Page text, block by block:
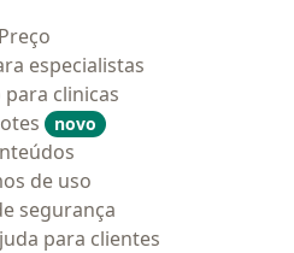
Preço
especialistas
para clinicas
novo
de uso
segurança
para clientes